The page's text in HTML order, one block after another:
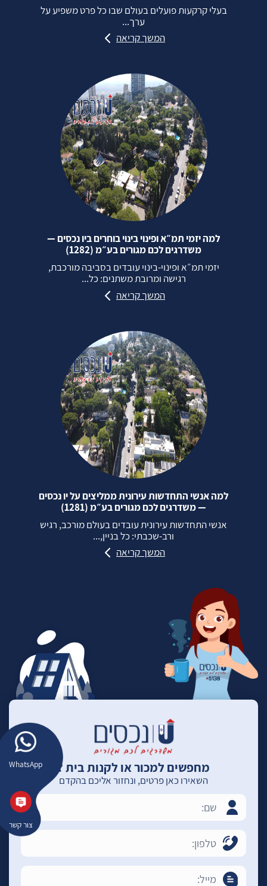
WhatsApp
צור קשר
בעלי קרקעות פועלים בעולם שבו כל פרט משפיע על
ערך...
המשך קריאה
למה יזמי תמ״א ופינוי בינוי בוחרים ביו נכסים —
משדרגים לכם מגורים בע״מ (1282)
יזמי תמ״א ופינוי‑בינוי עובדים בסביבה מורכבת,
רגישה ומרובת משתנים: כל...
המשך קריאה
למה אנשי התחדשות עירונית ממליצים על יו נכסים
— משדרגים לכם מגורים בע״מ (1281)
אנשי התחדשות עירונית עובדים בעולם מורכב, רגיש
ורב‑שכבתי: כל בניין,...
המשך קריאה
מחפשים למכור או לקנות בית ?
השאירו כאן פרטים, ונחזור אליכם בהקדם